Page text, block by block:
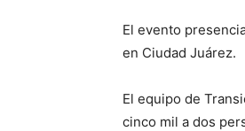
El evento
en Ciudad Juárez.
El equipo de
cinco mil a dos